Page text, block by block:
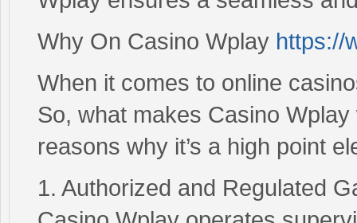
Why On Casino Wplay https://
When it comes to online
So, what makes Casino
reasons why it’s a high point
1. Authorized and Regulated